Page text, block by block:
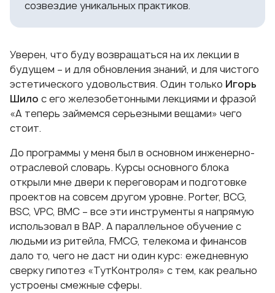
созвездие уникальных практиков.
Уверен, что буду возвращаться на их лекции в
будущем – и для обновления знаний, и для чистого
эстетического удовольствия. Один только Игорь
Шило с его железобетонными лекциями и фразой
«А теперь займемся серьезными вещами» чего
стоит.
До программы у меня был в основном инженерно-
отраслевой словарь. Курсы основного блока
открыли мне двери к переговорам и подготовке
проектов на совсем другом уровне. Porter, BCG,
BSC, VPC, BMC – все эти инструменты я напрямую
использовал в ВАР. А параллельное обучение с
людьми из ритейла, FMCG, телекома и финансов
дало то, чего не даст ни один курс: ежедневную
сверку гипотез «ТутКонтроля» с тем, как реально
устроены смежные сферы.